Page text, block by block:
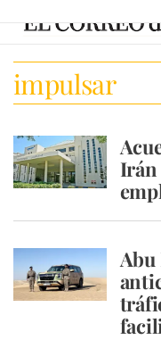
impulsar
Abu